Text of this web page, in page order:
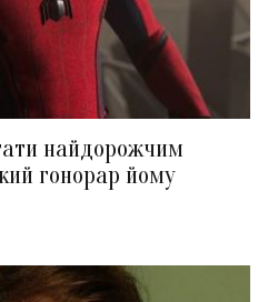
найдорожчим
гонорар йому